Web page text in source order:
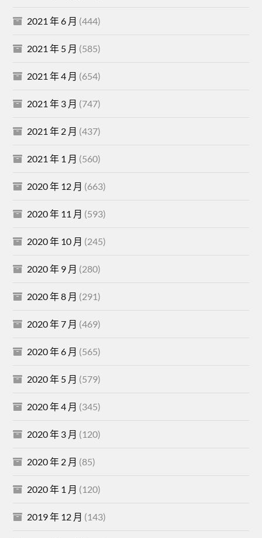
2021 年 6 月 (444)
2021 年 5 月 (585)
2021 年 4 月 (654)
2021 年 3 月 (747)
2021 年 2 月 (437)
2021 年 1 月 (560)
2020 年 12 月 (663)
2020 年 11 月 (593)
2020 年 10 月 (245)
2020 年 9 月 (280)
2020 年 8 月 (291)
2020 年 7 月 (469)
2020 年 6 月 (565)
2020 年 5 月 (579)
2020 年 4 月 (345)
2020 年 3 月 (120)
2020 年 2 月 (85)
2020 年 1 月 (120)
2019 年 12 月 (143)